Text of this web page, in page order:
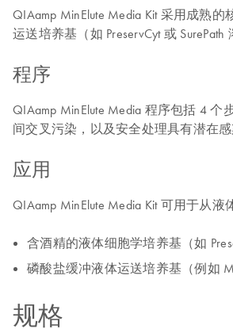
QIAamp MinElute Media Kit 采用成熟
运送培养基（如 PreservCyt 或
程序
QIAamp MinElute Media 程序包括 4
间交叉污染，以及安全处理具有潜在
应用
QIAamp MinElute Media Kit 可用于从
含酒精的液体细胞学培养基（如
磷酸盐缓冲液体运送培养基（例如
规格